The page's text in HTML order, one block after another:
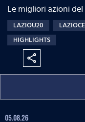
Le migliori azioni
LAZIOU20
HIGHLIGHTS
share
05.08.26